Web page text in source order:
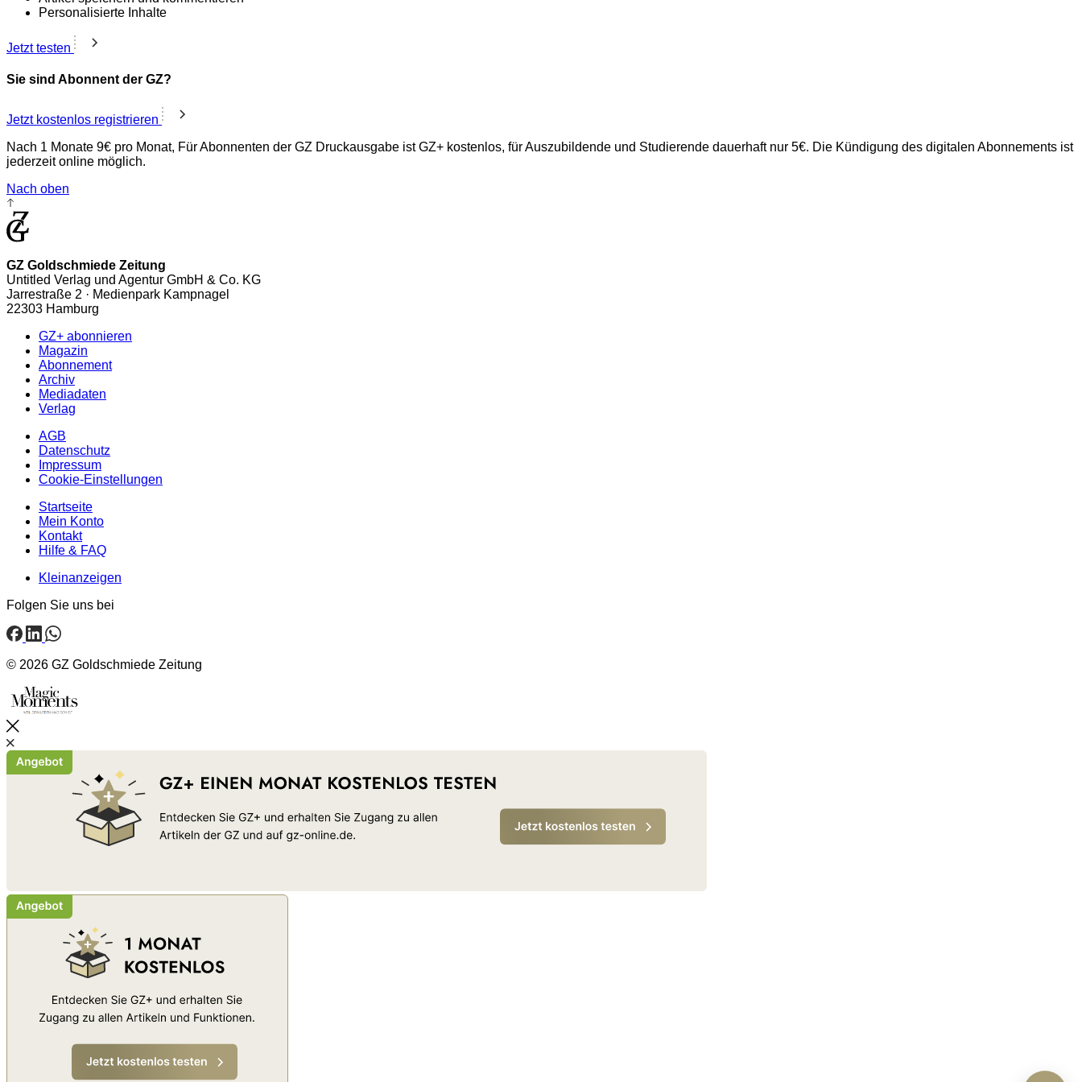
Personalisierte Inhalte
Jetzt testen
Sie sind Abonnent der GZ?
Jetzt kostenlos registrieren
Nach 1 Monate 9€ pro Monat, Für Abonnenten der GZ Druckausgabe ist GZ+ kostenlos, für Auszubildende und Studierende dauerhaft nur 5€. Die Kündigung des digitalen Abonnements ist
jederzeit online möglich.
Nach oben
GZ Goldschmiede Zeitung
Untitled Verlag und Agentur GmbH & Co. KG
Jarrestraße 2 · Medienpark Kampnagel
22303 Hamburg
GZ+ abonnieren
Magazin
Abonnement
Archiv
Mediadaten
Verlag
AGB
Datenschutz
Impressum
Cookie-Einstellungen
Startseite
Mein Konto
Kontakt
Hilfe & FAQ
Kleinanzeigen
Folgen Sie uns bei
© 2026 GZ Goldschmiede Zeitung
Schließen